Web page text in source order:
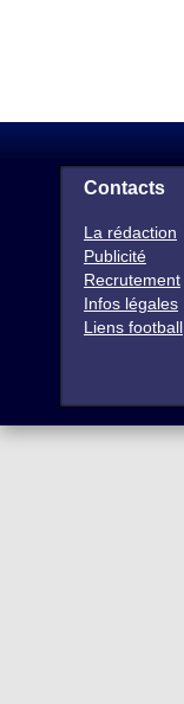
Contacts
La rédaction
Publicité
Recrutement
Infos légales
Liens football